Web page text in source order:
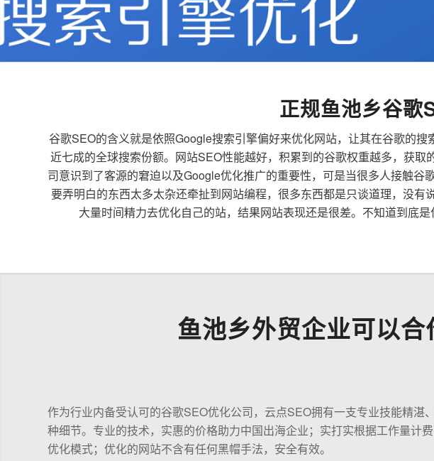
正规鱼池乡谷歌
谷歌SEO的含义就是依照Google搜索引擎偏好来优化网站，让其在谷歌的
近七成的全球搜索份额。网站SEO性能越好，积累到的谷歌权重越多，获
司意识到了客源的窘迫以及Google优化推广的重要性，可是当很多人接触
要弄明白的东西太多太杂还牵扯到网站编程，很多东西都是只谈道理，没
大量时间精力去优化自己的站，结果网站表现还是很差。不知道到底
鱼池乡外贸企业可以
作为行业内备受认可的谷歌SEO优化公司，云点SEO拥有一支专业技能精
种细节。专业的技术，实惠的价格助力中国出海企业；实打实根据工作量计
优化模式；优化的网站不含有任何黑帽手法，安全有效。